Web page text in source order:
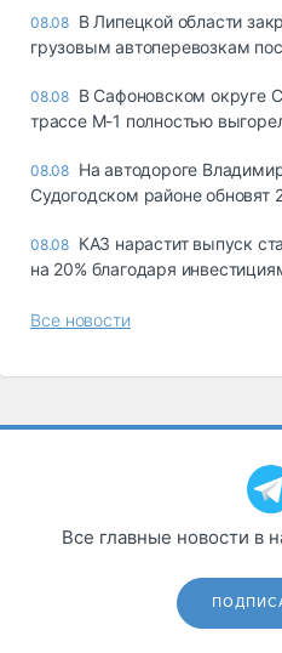
08.08 В Липецкой области
грузовым автоперевозкам
08.08 В Сафоновском округе
трассе М-1 полностью
08.08 На автодороге
Судогодском районе обновят
08.08 КАЗ нарастит выпуск
на 20% благодаря
Все новости
Все главные новости в